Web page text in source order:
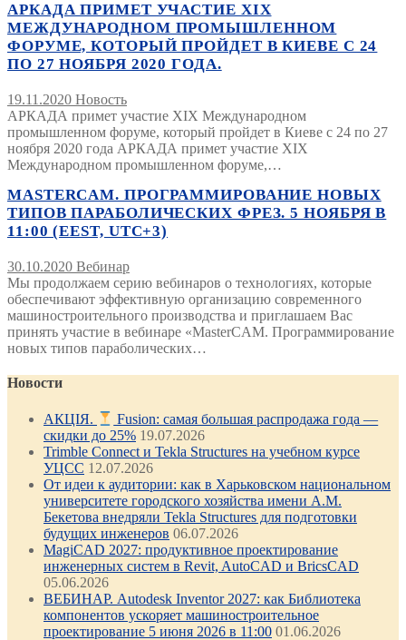
АРКАДА ПРИМЕТ УЧАСТИЕ XIX
МЕЖДУНАРОДНОМ ПРОМЫШЛЕННОМ
ФОРУМЕ, КОТОРЫЙ ПРОЙДЕТ В КИЕВЕ С 24
ПО 27 НОЯБРЯ 2020 ГОДА.
19.11.2020 Новость
АРКАДА примет участие XIX Международном
промышленном форуме, который пройдет в Киеве с 24 по 27
ноября 2020 года АРКАДА примет участие XIX
Международном промышленном форуме,…
MASTERCAM. ПРОГРАММИРОВАНИЕ НОВЫХ
ТИПОВ ПАРАБОЛИЧЕСКИХ ФРЕЗ. 5 НОЯБРЯ В
11:00 (EEST, UTC+3)
30.10.2020 Вебинар
Мы продолжаем серию вебинаров о технологиях, которые
обеспечивают эффективную организацию современного
машиностроительного производства и приглашаем Вас
принять участие в вебинаре «MasterCAM. Программирование
новых типов параболических…
Новости
АКЦІЯ.
Fusion: самая большая распродажа года —
скидки до 25% 19.07.2026
Trimble Connect и Tekla Structures на учебном курсе
УЦСС 12.07.2026
От идеи к аудитории: как в Харьковском национальном
университете городского хозяйства имени А.М.
Бекетова внедряли Tekla Structures для подготовки
будущих инженеров 06.07.2026
MagiCAD 2027: продуктивное проектирование
инженерных систем в Revit, AutoCAD и BricsCAD
05.06.2026
ВЕБИНАР. Autodesk Inventor 2027: как Библиотека
компонентов ускоряет машиностроительное
проектирование 5 июня 2026 в 11:00 01.06.2026